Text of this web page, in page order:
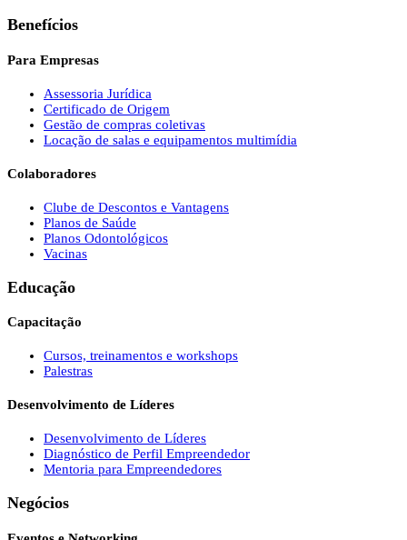
Benefícios
Para Empresas
Assessoria Jurídica
Certificado de Origem
Gestão de compras coletivas
Locação de salas e equipamentos multimídia
Colaboradores
Clube de Descontos e Vantagens
Planos de Saúde
Planos Odontológicos
Vacinas
Educação
Capacitação
Cursos, treinamentos e workshops
Palestras
Desenvolvimento de Líderes
Desenvolvimento de Líderes
Diagnóstico de Perfil Empreendedor
Mentoria para Empreendedores
Negócios